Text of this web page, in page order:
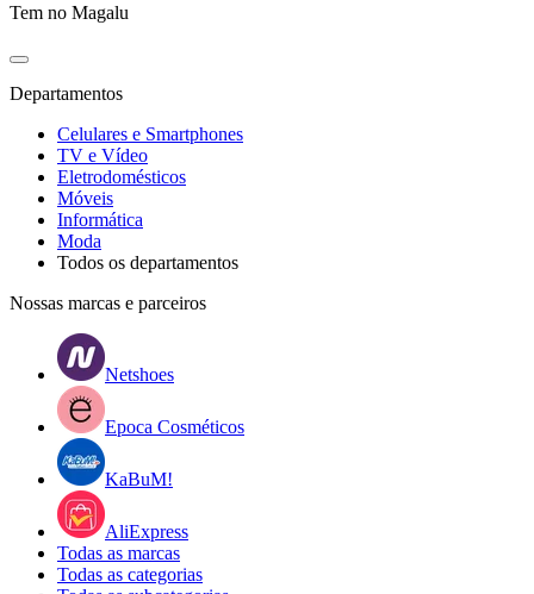
Tem no Magalu
Departamentos
Celulares e Smartphones
TV e Vídeo
Eletrodomésticos
Móveis
Informática
Moda
Todos os departamentos
Nossas marcas e parceiros
Netshoes
Epoca Cosméticos
KaBuM!
AliExpress
Todas as marcas
Todas as categorias